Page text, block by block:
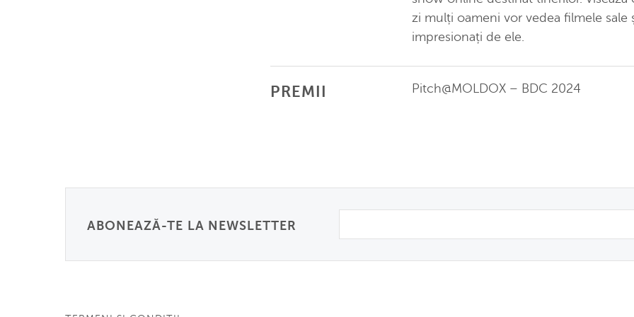
zi mulți oameni vor vedea filmele sale
impresionați de ele.
PREMII Pitch@MOLDOX – BDC 2024
ABONEAZĂ-TE LA NEWSLETTER
Email